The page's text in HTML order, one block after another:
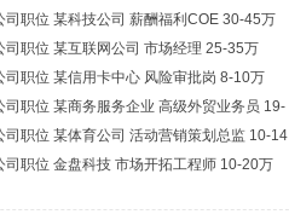
司职位 某科技公司 薪酬福利COE 30-45万
司职位 某互联网公司 市场经理 25-35万
司职位 某信用卡中心 风险审批岗 8-10万
司职位 某商务服务企业 高级外贸业务员 19-
司职位 某体育公司 活动营销策划总监 10-14
司职位 金盘科技 市场开拓工程师 10-20万